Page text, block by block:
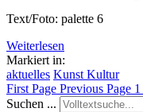
Text/Foto: palette 6
Weiterlesen
Markiert in:
aktuelles Kunst Kultur
First Page Previous Page 1
Suchen ...